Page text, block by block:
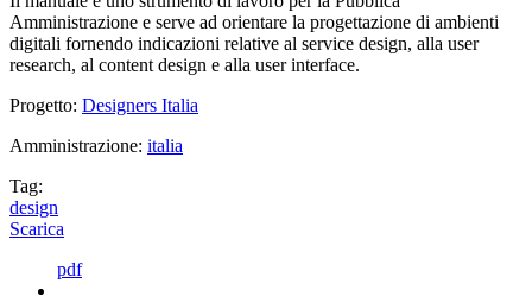
Amministrazione e serve ad orientare la progettazione di ambienti
digitali fornendo indicazioni relative al service design, alla user
research, al content design e alla user interface.
Progetto: Designers Italia
Amministrazione: italia
Tag:
design
Scarica
pdf